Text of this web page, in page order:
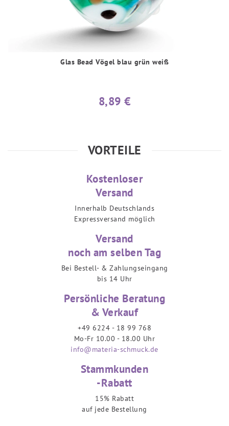
Glas Bead Vögel blau grün weiß
8,89 €
VORTEILE
Kostenloser
Versand
Innerhalb Deutschlands
Expressversand möglich
Versand
noch am selben Tag
Bei Bestell- & Zahlungseingang
bis 14 Uhr
Persönliche Beratung
& Verkauf
+49 6224 - 18 99 768
Mo-Fr 10.00 - 18.00 Uhr
info@materia-schmuck.de
Stammkunden
-Rabatt
15% Rabatt
auf jede Bestellung